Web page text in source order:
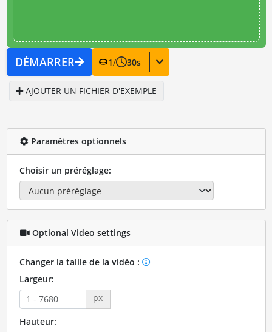
DÉMARRER 1/ 30s
AJOUTER UN FICHIER D'EXEMPLE
Paramètres optionnels
Choisir un préréglage:
Optional Video settings
Changer la taille de la vidéo :
Largeur:
px
Hauteur: